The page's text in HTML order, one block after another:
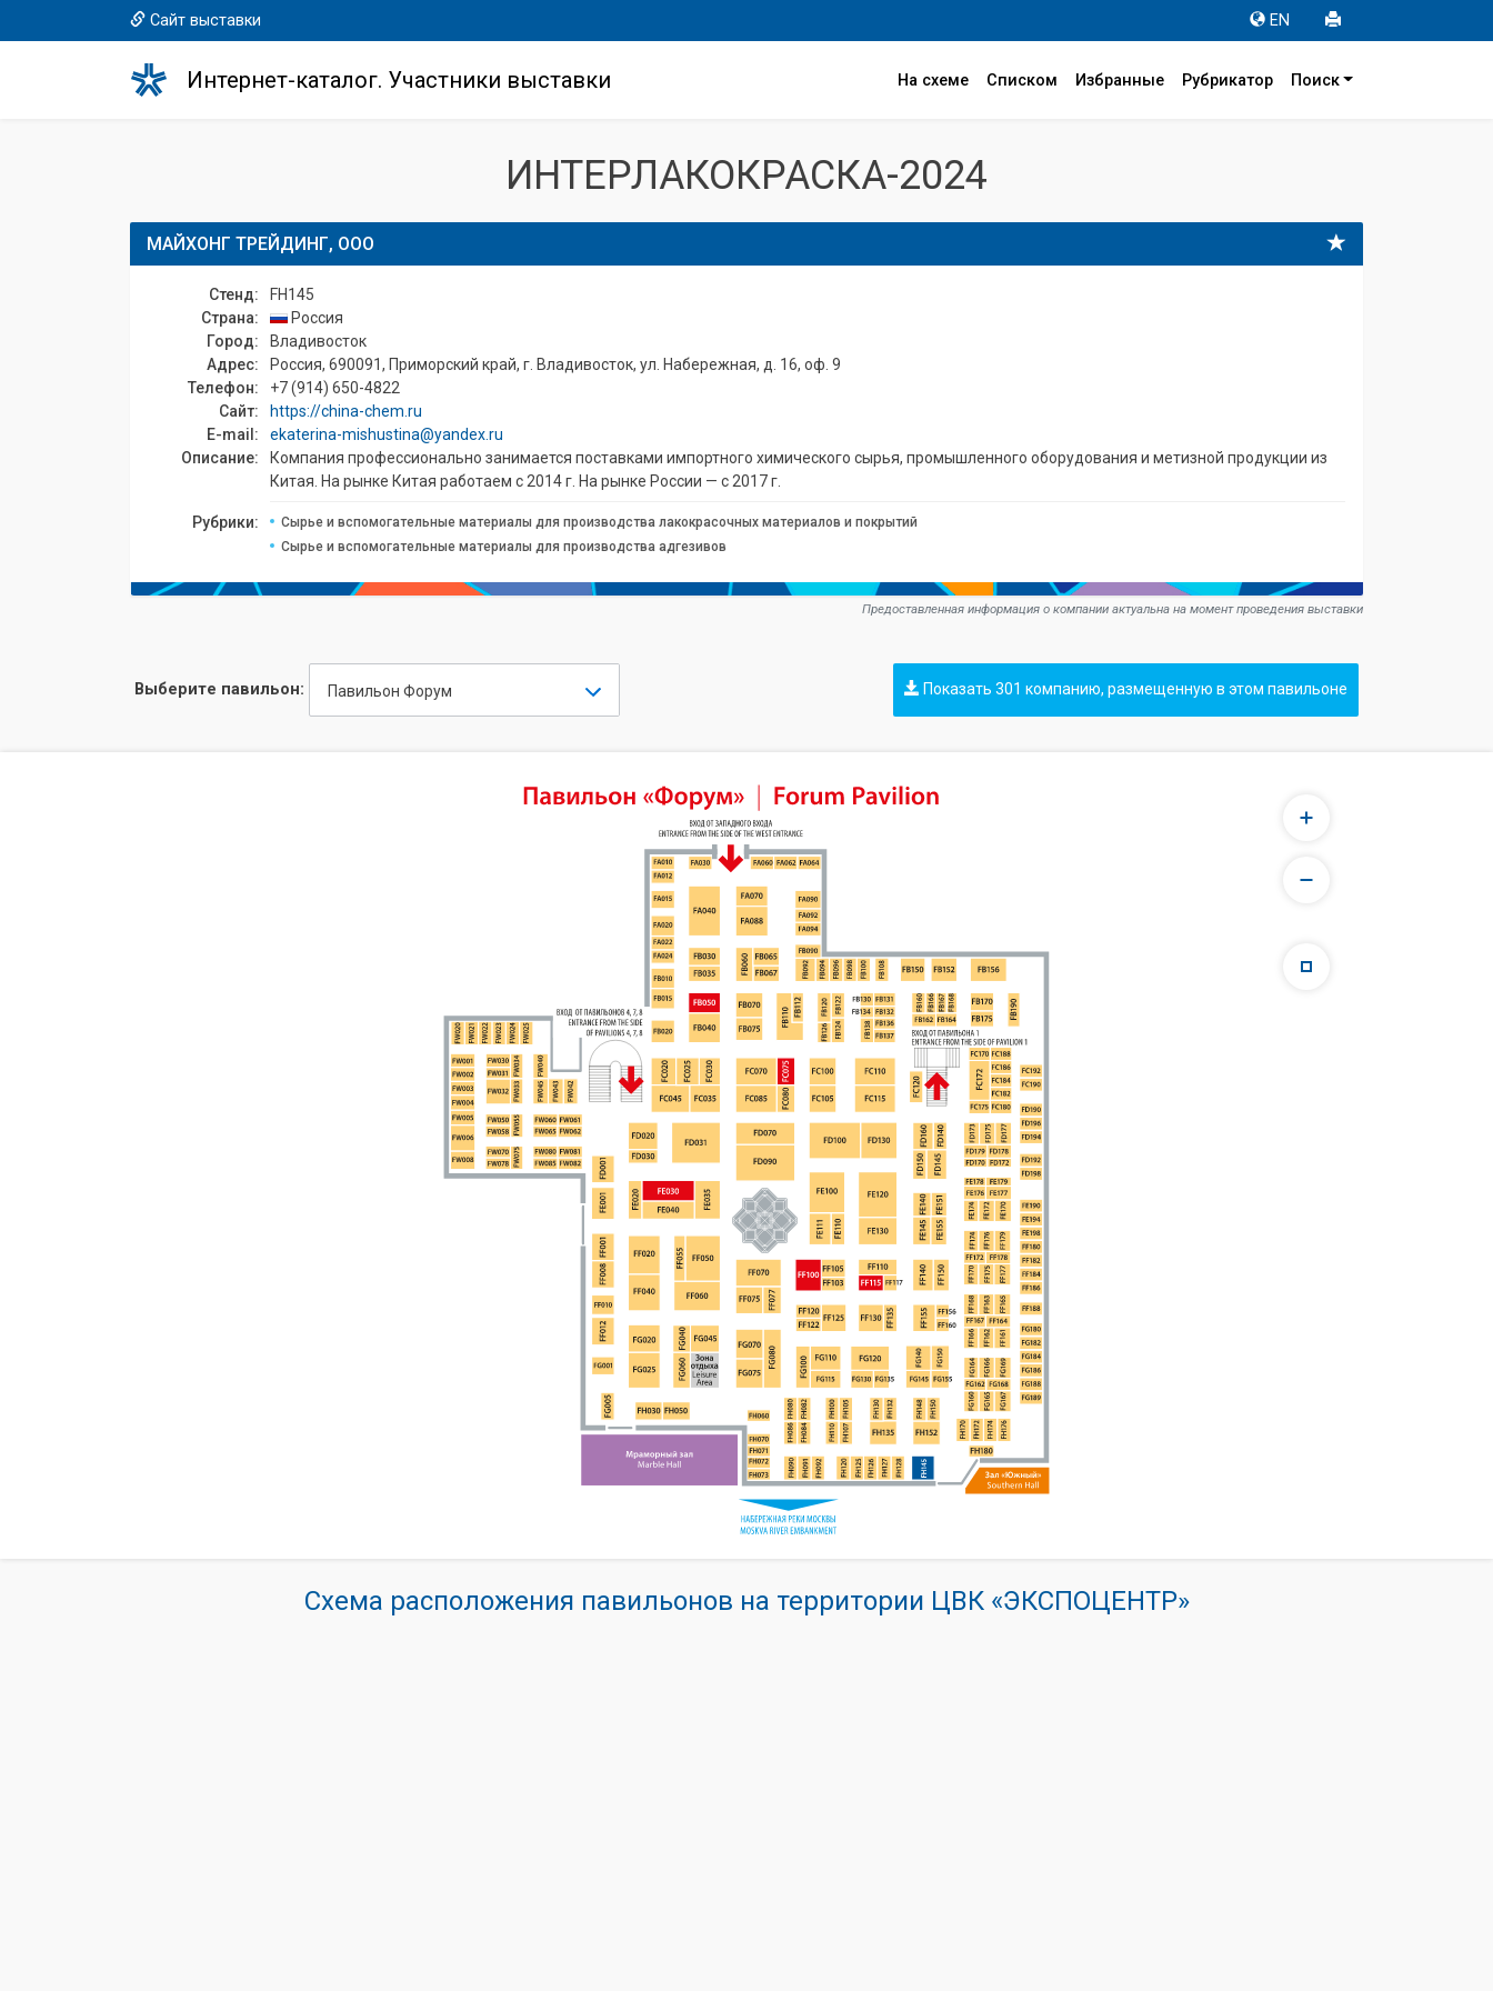
Сайт выставки EN
Интернет-каталог. Участники выставки На схеме Списком Избранные Рубрикатор Поиск
ИНТЕРЛАКОКРАСКА-2024
МАЙХОНГ ТРЕЙДИНГ, ООО
Стенд:
FH145
Страна:
Россия
Город:
Владивосток
Адрес:
Россия, 690091, Приморский край, г. Владивосток, ул. Набережная, д. 16, оф. 9
Телефон:
+7 (914) 650-4822
Сайт:
https://china-chem.ru
E-mail:
ekaterina-mishustina@yandex.ru
Описание:
Компания профессионально занимается поставками импортного химического сырья, промышленного оборудования и метизной продукции из
Китая. На рынке Китая работаем с 2014 г. На рынке России — с 2017 г.
Рубрики:
Сырье и вспомогательные материалы для производства лакокрасочных материалов и покрытий
Сырье и вспомогательные материалы для производства адгезивов
Предоставленная информация о компании актуальна на момент проведения выставки
Выберите павильон: Павильон Форум Показать 301 компанию, размещенную в этом павильоне
Схема расположения павильонов на территории ЦВК «ЭКСПОЦЕНТР»